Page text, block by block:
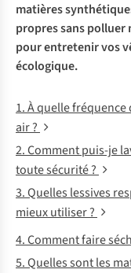
matières
propres sans polluer
pour entretenir vos
écologique.
1. À quelle
air ?
2. Comment puis-je
toute sécurité ?
3. Quelles lessives
mieux utiliser ?
4. Comment faire
5. Quelles sont les